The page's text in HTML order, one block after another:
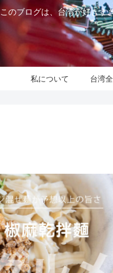
このブログは、台湾が好きす
私について 台湾